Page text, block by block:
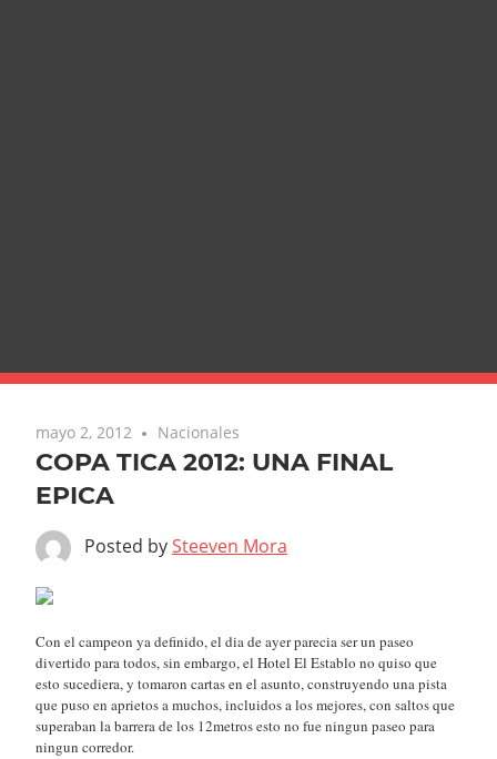
mayo 2, 2012 Nacionales
COPA TICA 2012: UNA FINAL
EPICA
Posted bySteeven Mora
Con el campeon ya definido, el dia de ayer parecia ser un paseo
divertido para todos, sin embargo, el Hotel El Establo no quiso que
esto sucediera, y tomaron cartas en el asunto, construyendo una pista
que puso en aprietos a muchos, incluidos a los mejores, con saltos que
superaban la barrera de los 12metros esto no fue ningun paseo para
ningun corredor.